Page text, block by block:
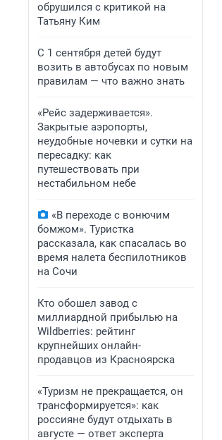
обрушился с критикой на
Татьяну Ким
С 1 сентября детей будут
возить в автобусах по новым
правилам — что важно знать
«Рейс задерживается».
Закрытые аэропорты,
неудобные ночевки и сутки на
пересадку: как
путешествовать при
нестабильном небе
«В переходе с вонючим
бомжом». Туристка
рассказала, как спасалась во
время налета беспилотников
на Сочи
Кто обошел завод с
миллиардной прибылью на
Wildberries: рейтинг
крупнейших онлайн-
продавцов из Красноярска
«Туризм не прекращается, он
трансформируется»: как
россияне будут отдыхать в
августе — ответ эксперта